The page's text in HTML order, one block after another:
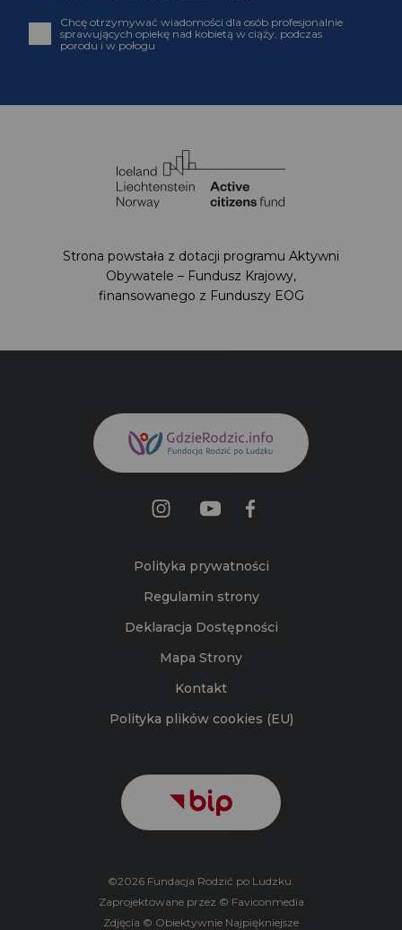
Chcę otrzymywać wiadomości dla osób profesjonalnie
sprawujących opiekę nad kobietą w ciąży, podczas
porodu i w połogu
Strona powstała z dotacji programu Aktywni
Obywatele – Fundusz Krajowy,
finansowanego z Funduszy EOG
Polityka prywatności
Regulamin strony
Deklaracja Dostępności
Mapa Strony
Kontakt
Polityka plików cookies (EU)
©2026 Fundacja Rodzić po Ludzku.
Zaprojektowane przez © Faviconmedia
Zdjęcia © Obiektywnie Najpiękniejsze